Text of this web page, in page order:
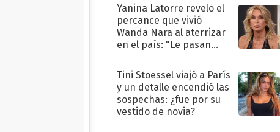
Yanina Latorre revelo el
percance que vivió
Wanda Nara al aterrizar
en el país: "Le pasan
Tini Stoessel viajó a París
y un detalle encendió las
sospechas: ¿fue por su
vestido de novia?